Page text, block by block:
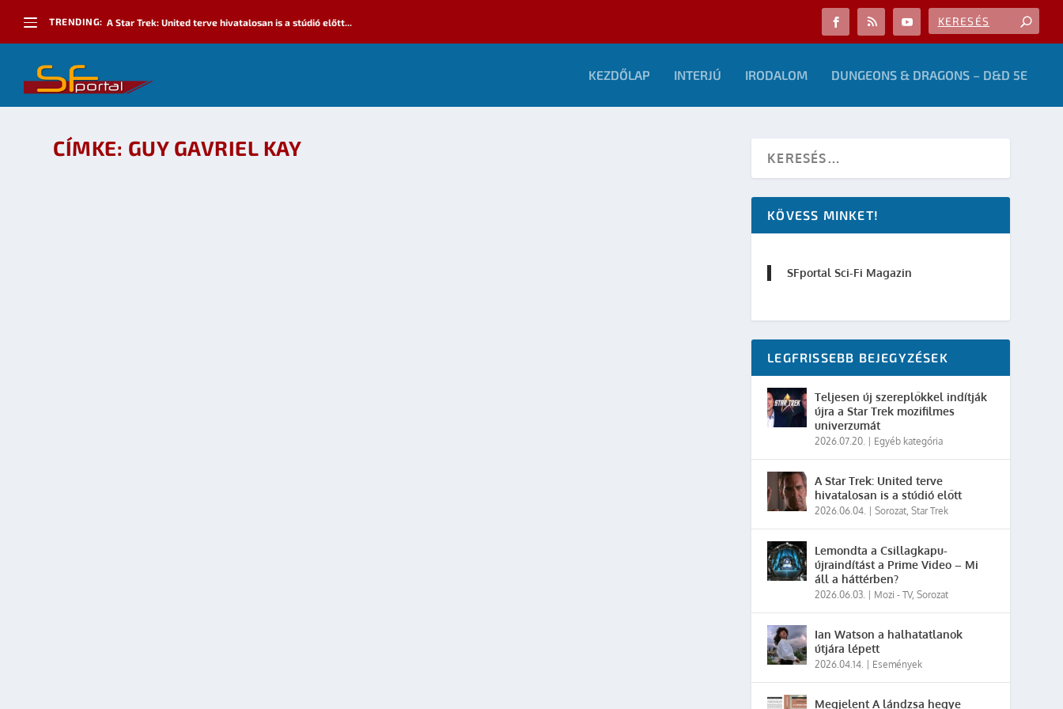
TRENDING: A Star Trek: United terve hivatalosan is a stúdió előtt...
KEZDŐLAP INTERJÚ IRODALOM DUNGEONS & DRAGONS – D&D 5E
CÍMKE: GUY GAVRIEL KAY
KÖVESS MINKET!
SFportal Sci-Fi Magazin
LEGFRISSEBB BEJEGYZÉSEK
Teljesen új szereplőkkel indítják
újra a Star Trek mozifilmes
univerzumát
2026.07.20. Egyéb kategória
A Star Trek: United terve
hivatalosan is a stúdió előtt
2026.06.04. |Sorozat,Star Trek
Lemondta a Csillagkapu-
újraindítást a Prime Video – Mi
áll a háttérben?
2026.06.03. Mozi - TV,Sorozat
Ian Watson a halhatatlanok
útjára lépett
2026.04.14. Események
Megjelent A lándzsa hegye